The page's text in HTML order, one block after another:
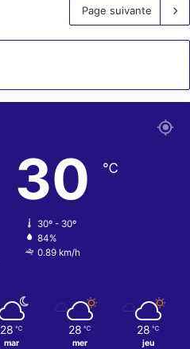
Page suivante
30 ℃
30º - 30º
84%
0.89 km/h
28 ℃
mar
28 ℃
mer
28 ℃
jeu